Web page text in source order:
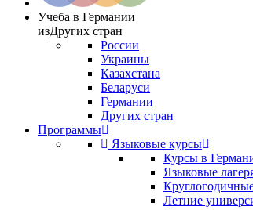
Учеба в Германии
изДругих стран
России
Украины
Казахстана
Беларуси
Германии
Других стран
Программы
Языковые курсы
Курсы в
Языковые
Летние